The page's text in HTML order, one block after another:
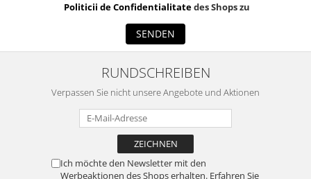
Politicii de Confidentialitatedes Shops zu
SENDEN
RUNDSCHREIBEN
Verpassen Sie nicht unsere Angebote und Aktionen
Ich möchte den Newsletter mit den
Werbeaktionen des Shops erhalten. Erfahren Sie